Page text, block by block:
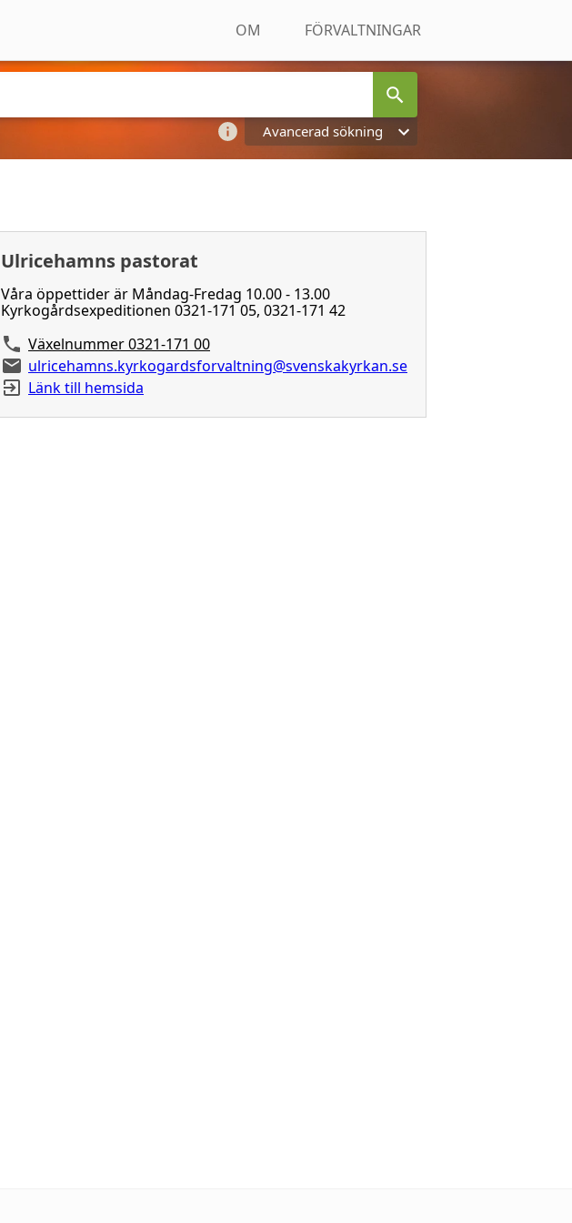
OM FÖRVALTNINGAR
Avancerad sökning
Ulricehamns pastorat
Våra öppettider är Måndag-Fredag 10.00 - 13.00
Kyrkogårdsexpeditionen 0321-171 05, 0321-171 42
Växelnummer 0321-171 00
ulricehamns.kyrkogardsforvaltning@svenskakyrkan.se
Länk till hemsida